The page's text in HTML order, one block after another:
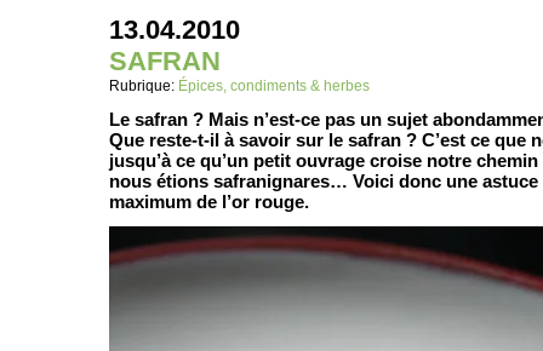
13.04.2010
SAFRAN
Rubrique: Épices, condiments & herbes
Le safran ? Mais n’est-ce pas un sujet
Que reste-t-il à savoir sur le safran ? C’est ce que
jusqu’à ce qu’un petit ouvrage croise notre
nous étions safranignares… Voici donc une
maximum de l’or rouge.